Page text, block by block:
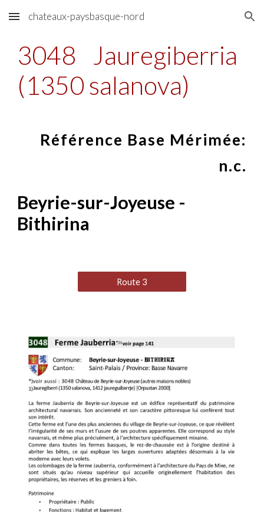
Skip to main content Skip to navigation
chateaux-paysbasque-nord
3048
Jauregiberria
(1350 salanova)
Référence Base Mérimée:
n.c.
Beyrie-sur-Joyeuse -
Bithirina
Route 3